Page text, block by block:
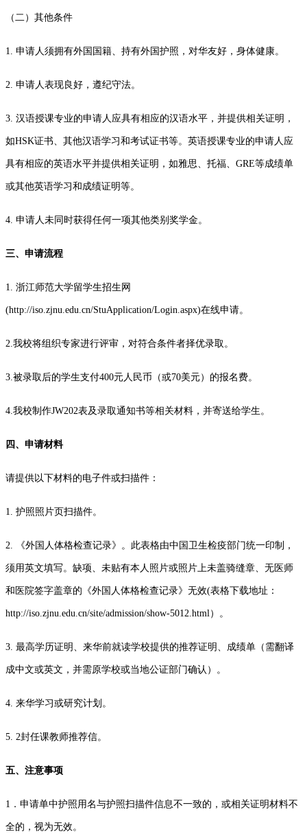
（二）其他条件
1. 申请人须拥有外国国籍、持有外国护照，对华友好，身体健康。
2. 申请人表现良好，遵纪守法。
3. 汉语授课专业的申请人应具有相应的汉语水平，并提供相关证明，
如HSK证书、其他汉语学习和考试证书等。英语授课专业的申请人应
具有相应的英语水平并提供相关证明，如雅思、托福、GRE等成绩单
或其他英语学习和成绩证明等。
4. 申请人未同时获得任何一项其他类别奖学金。
三、申请流程
1. 浙江师范大学留学生招生网
(http://iso.zjnu.edu.cn/StuApplication/Login.aspx)在线申请。
2.我校将组织专家进行评审，对符合条件者择优录取。
3.被录取后的学生支付400元人民币（或70美元）的报名费。
4.我校制作JW202表及录取通知书等相关材料，并寄送给学生。
四、申请材料
请提供以下材料的电子件或扫描件：
1. 护照照片页扫描件。
2. 《外国人体格检查记录》。此表格由中国卫生检疫部门统一印制，
须用英文填写。缺项、未贴有本人照片或照片上未盖骑缝章、无医师
和医院签字盖章的《外国人体格检查记录》无效(表格下载地址：
http://iso.zjnu.edu.cn/site/admission/show-5012.html）。
3. 最高学历证明、来华前就读学校提供的推荐证明、成绩单（需翻译
成中文或英文，并需原学校或当地公证部门确认）。
4. 来华学习或研究计划。
5. 2封任课教师推荐信。
五、注意事项
1．申请单中护照用名与护照扫描件信息不一致的，或相关证明材料不
全的，视为无效。